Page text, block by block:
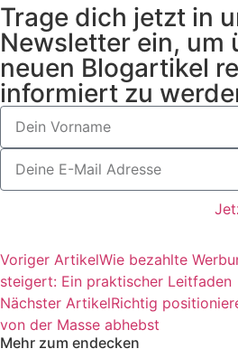
Trage dich jetzt in
Newsletter ein, um
neuen Blogartikel
informiert zu
Voriger ArtikelWie bezahlte
steigert: Ein praktischer Leitfaden
Nächster ArtikelRichtig
von der Masse abhebst
Mehr zum endecken